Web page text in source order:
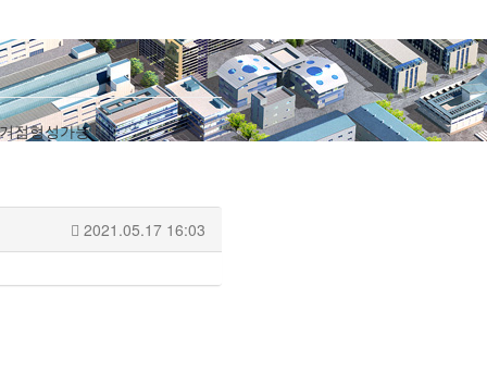
점형성가능
2021.05.17 16:03